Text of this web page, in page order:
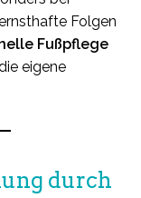
Folgen
Fußpflege
eigene
durch